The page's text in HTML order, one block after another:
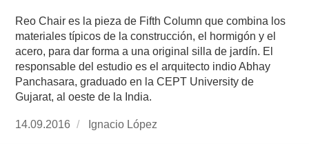
Reo Chair es la pieza de Fifth Column que combina los
materiales típicos de la construcción, el hormigón y el
acero, para dar forma a una original silla de jardín. El
responsable del estudio es el arquitecto indio Abhay
Panchasara, graduado en la CEPT University de
Gujarat, al oeste de la India.
Publicado
14.09.2016
https://www.experimenta.es/author/nacho-
Ignacio López